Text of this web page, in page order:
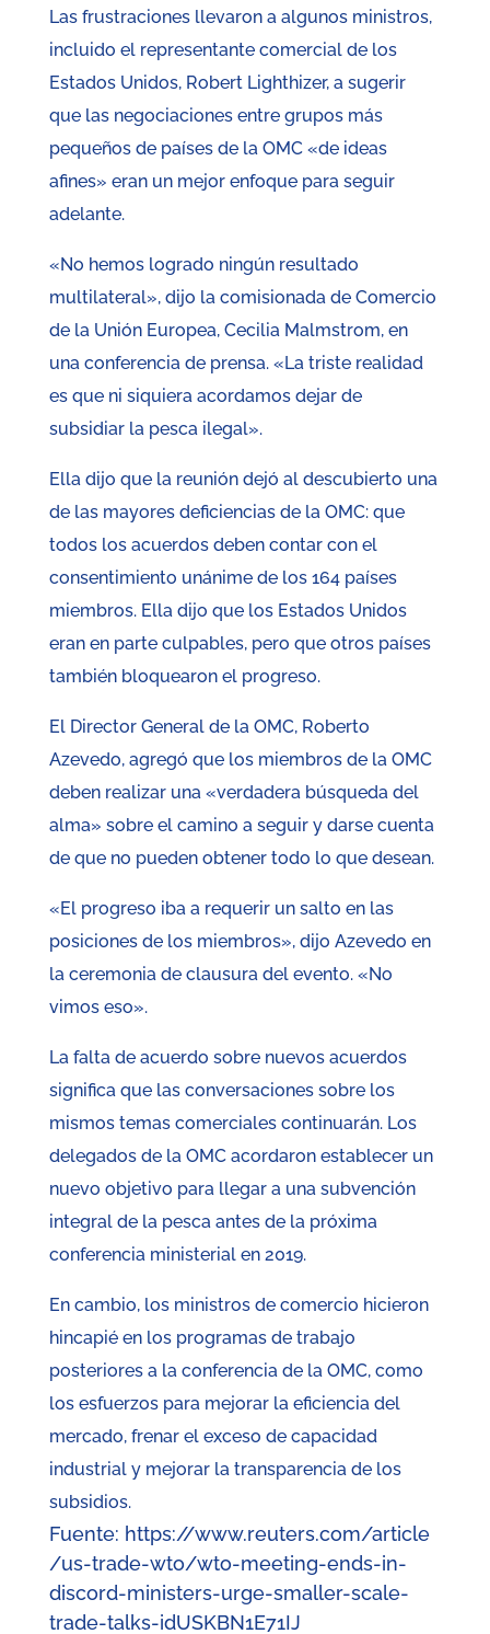
Las frustraciones llevaron a algunos ministros,
incluido el representante comercial de los
Estados Unidos, Robert Lighthizer, a sugerir
que las negociaciones entre grupos más
pequeños de países de la OMC «de ideas
afines» eran un mejor enfoque para seguir
adelante.
«No hemos logrado ningún resultado
multilateral», dijo la comisionada de Comercio
de la Unión Europea, Cecilia Malmstrom, en
una conferencia de prensa. «La triste realidad
es que ni siquiera acordamos dejar de
subsidiar la pesca ilegal».
Ella dijo que la reunión dejó al descubierto una
de las mayores deficiencias de la OMC: que
todos los acuerdos deben contar con el
consentimiento unánime de los 164 países
miembros. Ella dijo que los Estados Unidos
eran en parte culpables, pero que otros países
también bloquearon el progreso.
El Director General de la OMC, Roberto
Azevedo, agregó que los miembros de la OMC
deben realizar una «verdadera búsqueda del
alma» sobre el camino a seguir y darse cuenta
de que no pueden obtener todo lo que desean.
«El progreso iba a requerir un salto en las
posiciones de los miembros», dijo Azevedo en
la ceremonia de clausura del evento. «No
vimos eso».
La falta de acuerdo sobre nuevos acuerdos
significa que las conversaciones sobre los
mismos temas comerciales continuarán. Los
delegados de la OMC acordaron establecer un
nuevo objetivo para llegar a una subvención
integral de la pesca antes de la próxima
conferencia ministerial en 2019.
En cambio, los ministros de comercio hicieron
hincapié en los programas de trabajo
posteriores a la conferencia de la OMC, como
los esfuerzos para mejorar la eficiencia del
mercado, frenar el exceso de capacidad
industrial y mejorar la transparencia de los
subsidios.
Fuente: https://www.reuters.com/article
/us-trade-wto/wto-meeting-ends-in-
discord-ministers-urge-smaller-scale-
trade-talks-idUSKBN1E71IJ